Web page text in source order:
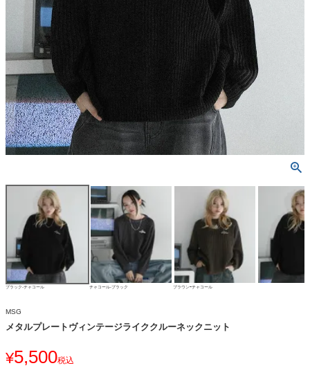
ブラック-チャコール チャコール-ブラック ブラウンｰチャコール
MSG
メタルプレートヴィンテージライククルーネックニット
¥5,500税込